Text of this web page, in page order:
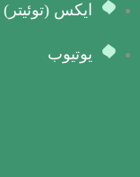
ایکس (توئیتر)
یوتیوب